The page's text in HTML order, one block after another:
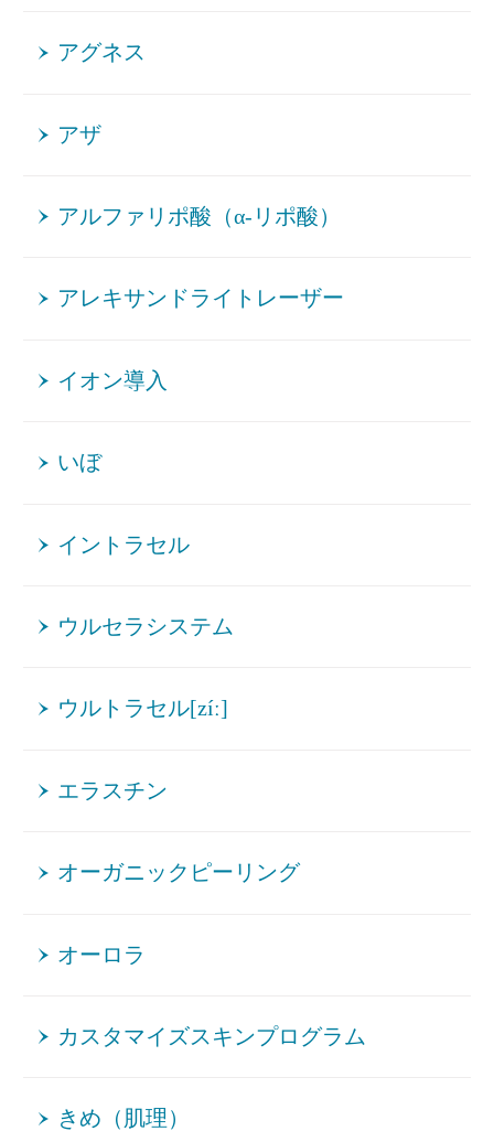
アグネス
アザ
アルファリポ酸（α-リポ酸）
アレキサンドライトレーザー
イオン導入
いぼ
イントラセル
ウルセラシステム
ウルトラセル[zíː]
エラスチン
オーガニックピーリング
オーロラ
カスタマイズスキンプログラム
きめ（肌理）